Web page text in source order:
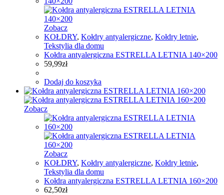
Zobacz
KOŁDRY, Kołdry antyalergiczne, Kołdry letnie,
Tekstylia dla domu
Kołdra antyalergiczna ESTRELLA LETNIA 140×200
59,99zł
Dodaj do koszyka
Zobacz
Zobacz
KOŁDRY, Kołdry antyalergiczne, Kołdry letnie,
Tekstylia dla domu
Kołdra antyalergiczna ESTRELLA LETNIA 160×200
62,50zł